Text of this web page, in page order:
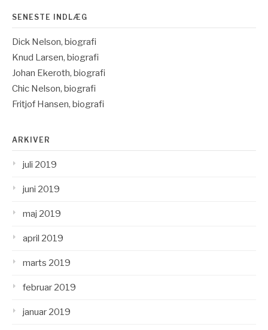
SENESTE INDLÆG
Dick Nelson, biografi
Knud Larsen, biografi
Johan Ekeroth, biografi
Chic Nelson, biografi
Fritjof Hansen, biografi
ARKIVER
juli 2019
juni 2019
maj 2019
april 2019
marts 2019
februar 2019
januar 2019